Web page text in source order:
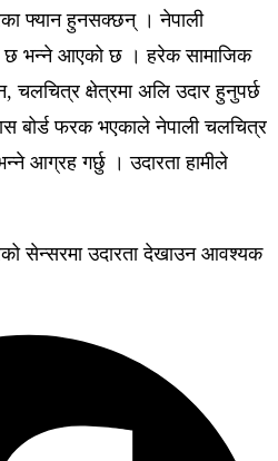
फ्यान हुनसक्छन् । नेपाली
छ भन्ने आएको छ । हरेक सामाजिक
क्षेत्रमा अलि उदार हुनुपर्छ
बोर्ड फरक भएकाले नेपाली चलचित्र
आग्रह गर्छु । उदारता हामीले
सेन्सरमा उदारता देखाउन आवश्यक